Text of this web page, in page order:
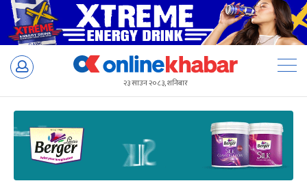
Skip
२३ साउन २०८३, शनिबार